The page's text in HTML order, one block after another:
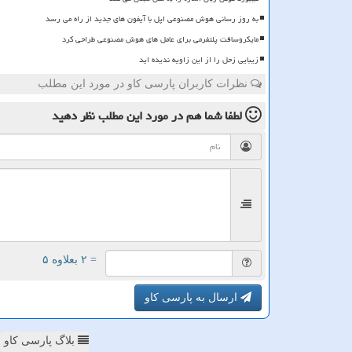
به روز رسانی هوش مصنوعی اپل با آیفون های جدید از راه می رسد
مایکروسافت پلتفرمی برای عامل های هوش مصنوعی طراحی کرد
زیبایی زحل را از این زاویه ندیده اید
نظرات کاربران پارسی کاو در مورد این مطلب
لطفا شما همدر مورد این مطلبنظر دهید
= ۲ بعلاوه ۵
ارسال به پارسی کاو
بلاگ پارسی کاو